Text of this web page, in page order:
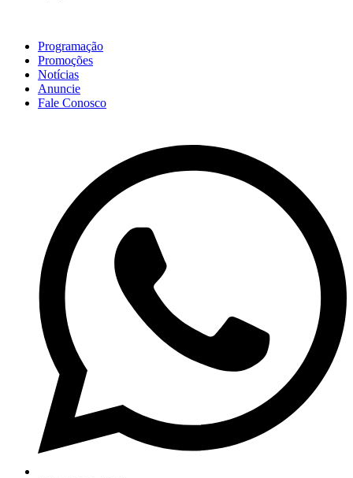
Programação
Promoções
Notícias
Anuncie
Fale Conosco